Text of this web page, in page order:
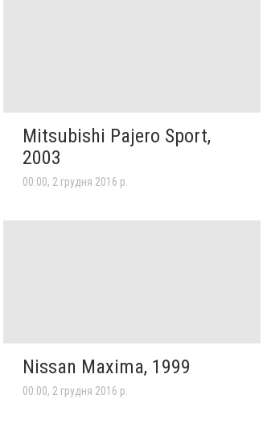
Mitsubishi Pajero Sport,
2003
00:00, 2 грудня 2016 р.
Nissan Maxima, 1999
00:00, 2 грудня 2016 р.